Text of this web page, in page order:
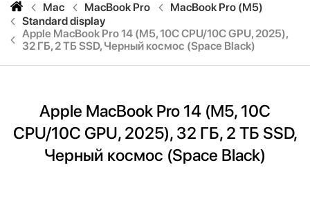
Mac MacBook Pro
MacBook Pro (M5)
Standard display
Apple MacBook Pro 14 (M5, 10C CPU/10C GPU, 2025),
32 ГБ, 2 ТБ SSD, Черный космос (Space Black)
Apple MacBook Pro 14 (M5, 10C
CPU/10C GPU, 2025), 32 ГБ, 2 ТБ SSD,
Черный космос (Space Black)